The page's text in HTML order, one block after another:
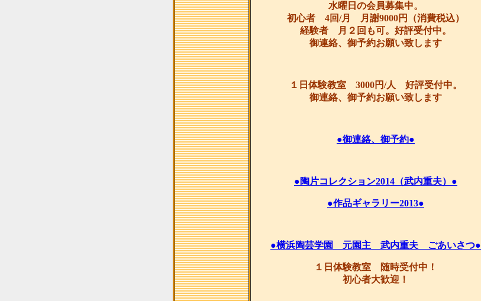
水曜日の会員募集中。
初心者 4回/月 月謝9000円（消費税込）
経験者 月２回も可。好評受付中。
御連絡、御予約お願い致します
１日体験教室 3000円/人 好評受付中。
御連絡、御予約お願い致します
●御連絡、御予約●
●陶片コレクション2014（武内重夫）●
●作品ギャラリー2013●
●横浜陶芸学園 元園主 武内重夫 ごあいさつ●
１日体験教室 随時受付中！
初心者大歓迎！